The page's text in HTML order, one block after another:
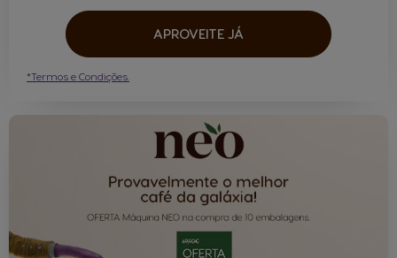
APROVEITE JÁ
*Termos e Condições.